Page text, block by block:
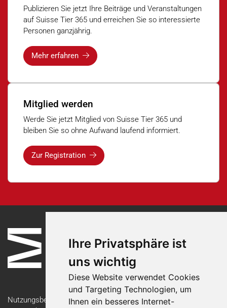
Ihre Privatsphäre ist
uns wichtig
Diese Website verwendet Cookies
und Targeting Technologien, um
Ihnen ein besseres Internet-
Publizieren Sie jetzt Ihre Beiträge und Veranstaltungen
auf Suisse Tier 365 und erreichen Sie so interessierte
Personen ganzjährig.
Mehr erfahren
Mitglied werden
Werde Sie jetzt Mitglied von Suisse Tier 365 und
bleiben Sie so ohne Aufwand laufend informiert.
Zur Registration
Nutzungsbedingungen